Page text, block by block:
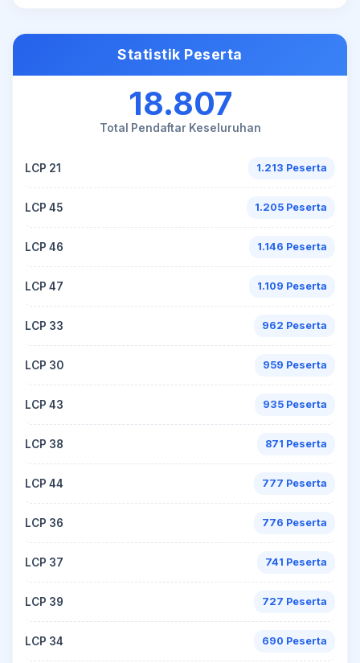
Statistik Peserta
18.807
Total Pendaftar Keseluruhan
LCP 21 1.213 Peserta
LCP 45 1.205 Peserta
LCP 46 1.146 Peserta
LCP 47 1.109 Peserta
LCP 33 962 Peserta
LCP 30 959 Peserta
LCP 43 935 Peserta
LCP 38 871 Peserta
LCP 44 777 Peserta
LCP 36 776 Peserta
LCP 37 741 Peserta
LCP 39 727 Peserta
LCP 34 690 Peserta